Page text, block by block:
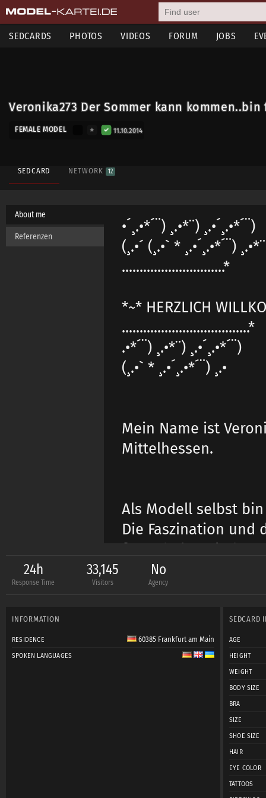
SEDCARDS PHOTOS VIDEOS FORUM JOBS
Veronika273 Der Sommer kann kommen..bin
FEMALE MODEL 11.10.2014
SEDCARD NETWORK 12
About me
Referenzen
•´¸.•*´¨) ¸.•*¨) ¸.•´¸.•*´¨)
(¸.•´ (¸.•` * ¸.•´¸.•*´¨)
.............................*
*~* HERZLICH
....................................*
.•*´¨) ¸.•*¨) ¸.•´¸.•*´¨)
(¸.•` * ¸.•´¸.•*´¨) ¸.•
Mein Name ist
Mittelhessen.
Als Modell selbst
Die Faszination und
festzuhalten, indem
nicht ist, diesen
schaffen.
Stils und
Ich möchte gerne
mich erfahren
Anfrage von euch ! ! !
Ich stehe für
24h
Response Time
33,145
Visitors
No
Agency
INFORMATION
RESIDENCE 60385 Frankfurt am Main
SPOKEN LANGUAGES
SEDCARD
AGE
HEIGHT
WEIGHT
BODY SIZE
BRA
SIZE
SHOE SIZE
HAIR
EYE COLOR
TATTOOS